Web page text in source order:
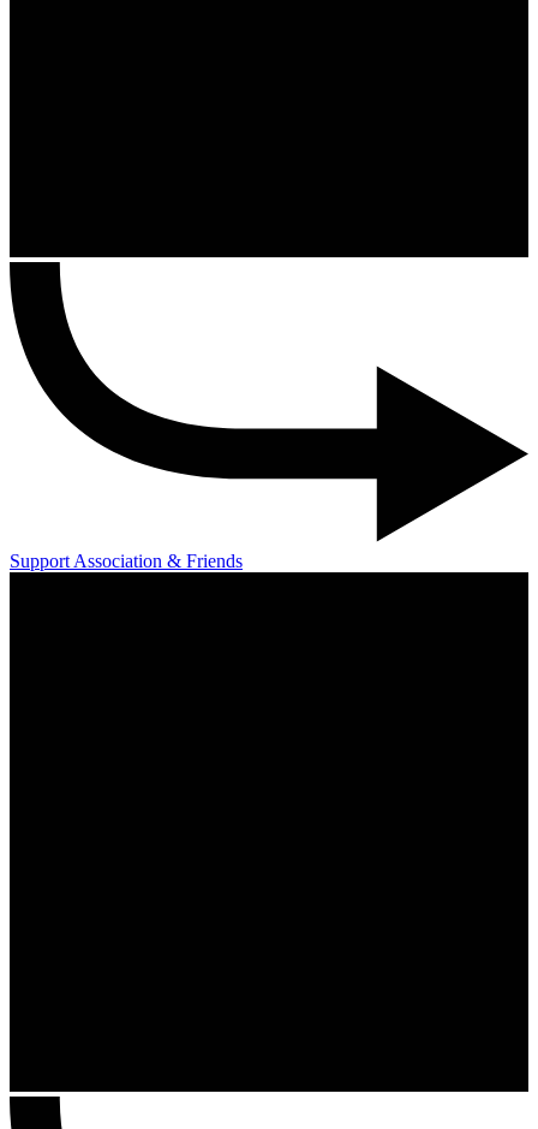
Support Association & Friends